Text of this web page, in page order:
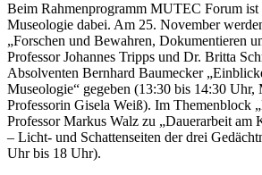
Beim Rahmenprogramm MUTEC Forum ist
Museologie dabei. Am 25. November
„Forschen und Bewahren, Dokumentieren
Professor Johannes Tripps und Dr. Britta
Absolventen Bernhard Baumecker
Museologie“ gegeben (13:30 bis 14:30 Uhr,
Professorin Gisela Weiß). Im Themenblock
Professor Markus Walz zu „Dauerarbeit am
– Licht- und Schattenseiten der drei
Uhr bis 18 Uhr).